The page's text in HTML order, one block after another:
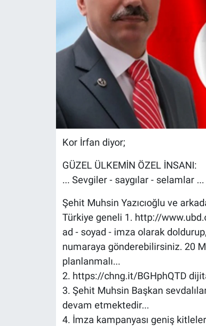
Kor İrfan diyor;
GÜZEL ÜLKEMİN ÖZEL İNSANI:
... Sevgiler - saygılar - selamlar ...
Şehit Muhsin Yazıcıoğlu ve
Türkiye geneli 1. http://
ad - soyad - imza olarak
numaraya gönderebilirsiniz. 20
planlanmalı...
2. https://chng.it/BGHphQTD
3. Şehit Muhsin Başkan
devam etmektedir...
4. İmza kampanyası geniş